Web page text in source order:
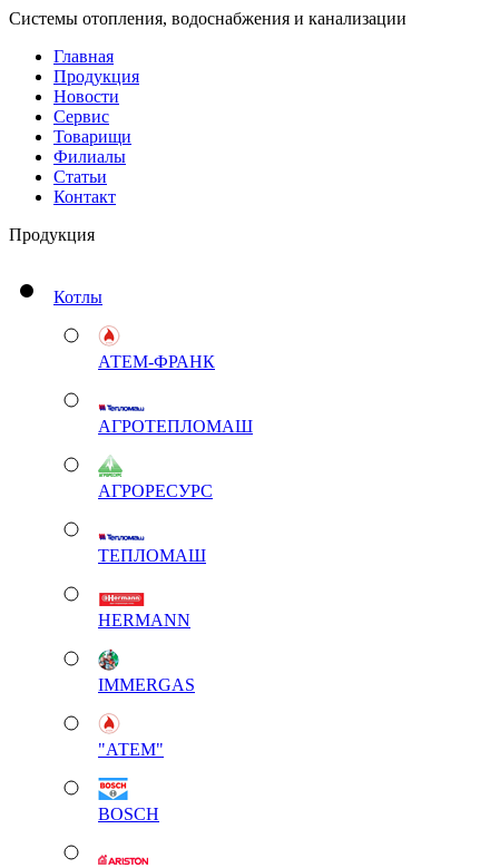
Системы отопления, водоснабжения и канализации
Главная
Продукция
Новости
Сервис
Товарищи
Филиалы
Статьи
Контакт
Продукция
Котлы
АТЕМ-ФРАНК
АГРОТЕПЛОМАШ
АГРОРЕСУРС
ТЕПЛОМАШ
HERMANN
IMMERGAS
"АТЕМ"
BOSCH